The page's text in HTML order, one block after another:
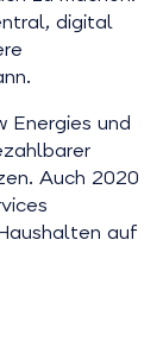
digital
Energies und
Auch 2020
auf